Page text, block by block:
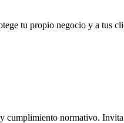
tu propio negocio y a tus
cumplimiento normativo.